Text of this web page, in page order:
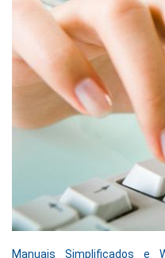
Manuais Simplificados e